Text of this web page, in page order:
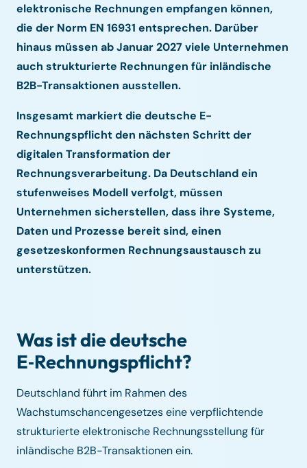
elektronische Rechnungen empfangen können,
die der Norm EN 16931 entsprechen. Darüber
hinaus müssen ab Januar 2027 viele Unternehmen
auch strukturierte Rechnungen für inländische
B2B-Transaktionen ausstellen.
Insgesamt markiert die deutsche E-
Rechnungspflicht den nächsten Schritt der
digitalen Transformation der
Rechnungsverarbeitung. Da Deutschland ein
stufenweises Modell verfolgt, müssen
Unternehmen sicherstellen, dass ihre Systeme,
Daten und Prozesse bereit sind, einen
gesetzeskonformen Rechnungsaustausch zu
unterstützen.
Was ist die deutsche
E‑Rechnungspflicht?
Deutschland führt im Rahmen des
Wachstumschancengesetzes eine verpflichtende
strukturierte elektronische Rechnungsstellung für
inländische B2B-Transaktionen ein.